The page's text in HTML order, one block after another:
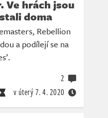
Ve hrách jsou
doma
Rebellion
a podílejí se na
v úterý7. 4. 2020
2